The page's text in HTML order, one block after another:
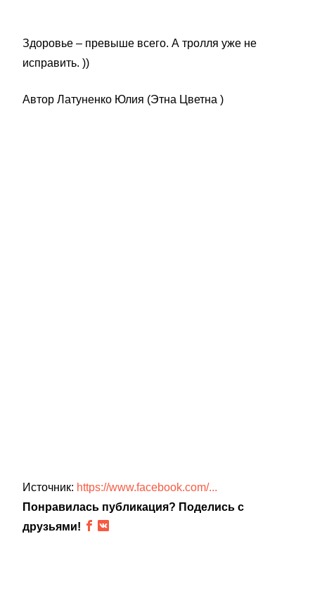
Здоровье – превыше всего. А тролля уже не
исправить. ))
Автор Латуненко Юлия (Этна Цветна )
Источник: https://www.facebook.com/...
Понравилась публикация? Поделись с
друзьями!